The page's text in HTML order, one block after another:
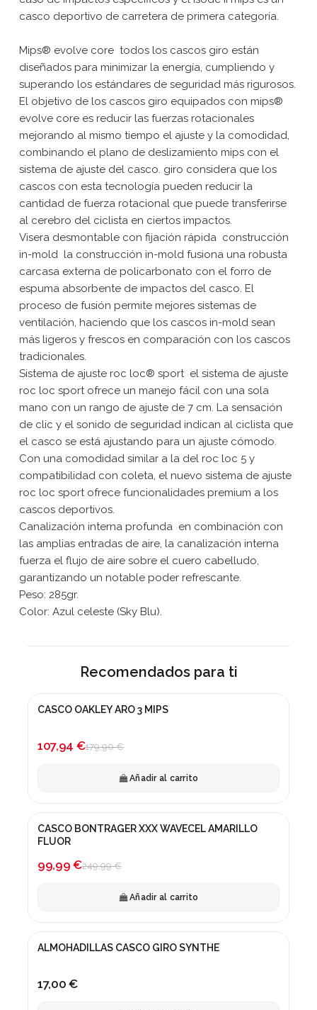
casco deportivo de carretera de primera categoría.
Mips® evolve core  todos los cascos giro están
diseñados para minimizar la energía, cumpliendo y
superando los estándares de seguridad más rigurosos.
El objetivo de los cascos giro equipados con mips®
evolve core es reducir las fuerzas rotacionales
mejorando al mismo tiempo el ajuste y la comodidad,
combinando el plano de deslizamiento mips con el
sistema de ajuste del casco. giro considera que los
cascos con esta tecnología pueden reducir la
cantidad de fuerza rotacional que puede transferirse
al cerebro del ciclista en ciertos impactos.
Visera desmontable con fijación rápida  construcción
in-mold  la construcción in-mold fusiona una robusta
carcasa externa de policarbonato con el forro de
espuma absorbente de impactos del casco. El
proceso de fusión permite mejores sistemas de
ventilación, haciendo que los cascos in-mold sean
más ligeros y frescos en comparación con los cascos
tradicionales.
Sistema de ajuste roc loc® sport  el sistema de ajuste
roc loc sport ofrece un manejo fácil con una sola
mano con un rango de ajuste de 7 cm. La sensación
de clic y el sonido de seguridad indican al ciclista que
el casco se está ajustando para un ajuste cómodo.
Con una comodidad similar a la del roc loc 5 y
compatibilidad con coleta, el nuevo sistema de ajuste
roc loc sport ofrece funcionalidades premium a los
cascos deportivos.
Canalización interna profunda  en combinación con
las amplias entradas de aire, la canalización interna
fuerza el flujo de aire sobre el cuero cabelludo,
garantizando un notable poder refrescante.
Peso: 285gr.
Color: Azul celeste (Sky Blu).
Recomendados para ti
¡En oferta!
CASCO OAKLEY ARO 3 MIPS
107,94 €179,90 €
Añadir al carrito
¡En oferta!
CASCO BONTRAGER XXX WAVECEL AMARILLO
FLUOR
99,99 €249,99 €
Añadir al carrito
ALMOHADILLAS CASCO GIRO SYNTHE
17,00 €